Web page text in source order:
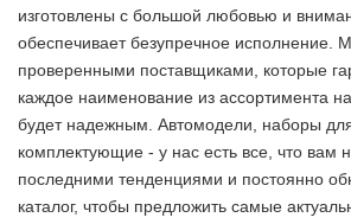
изготовлены с большой любовью и
обеспечивает безупречное исполнение.
проверенными поставщиками, которые
каждое наименование из ассортимента
будет надежным. Автомодели, наборы
комплектующие - у нас есть все, что вам
последними тенденциями и постоянно
каталог, чтобы предложить самые